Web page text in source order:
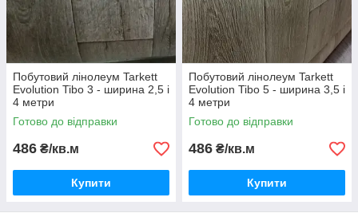
Побутовий лінолеум Tarkett
Evolution Tibo 3 - ширина 2,5 і
4 метри
Готово до відправки
486 ₴/кв.м
Купити
Побутовий лінолеум Tarkett
Evolution Tibo 5 - ширина 3,5 і
4 метри
Готово до відправки
486 ₴/кв.м
Купити